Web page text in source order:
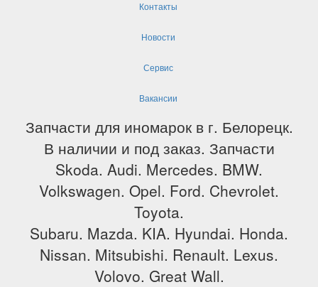
Контакты
Новости
Сервис
Вакансии
Запчасти для иномарок в г. Белорецк.
В наличии и под заказ. Запчасти
Skoda. Audi. Mercedes. BMW.
Volkswagen. Opel. Ford. Chevrolet.
Toyota.
Subaru. Mazda. KIA. Hyundai. Honda.
Nissan. Mitsubishi. Renault. Lexus.
Volovo. Great Wall.